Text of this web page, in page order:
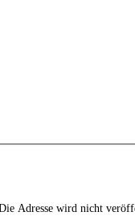
Adresse wird nicht